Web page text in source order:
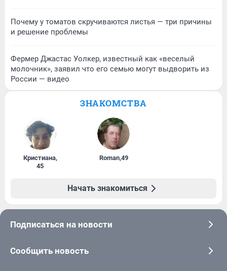
Почему у томатов скручиваются листья — три причины
и решение проблемы
Фермер Джастас Уолкер, известный как «веселый
молочник», заявил что его семью могут выдворить из
России — видео
ЗНАКОМСТВА
Кристиана,
45
Roman,49
Начать знакомиться
Подписаться на новости
Сообщить новость